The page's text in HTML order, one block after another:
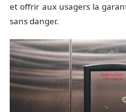
et offrir aux usagers la
sans danger.